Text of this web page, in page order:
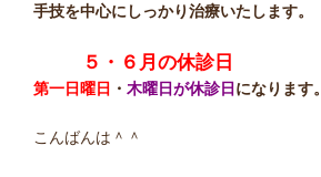
手技を中心にしっかり治療いたします。
５・６月の休診日
第一日曜日 ・ 木曜日が休診日 になります。
こんばんは＾＾